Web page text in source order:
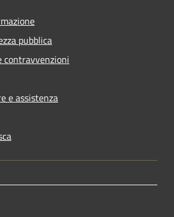
pubblica
contravvenzioni
e assistenza